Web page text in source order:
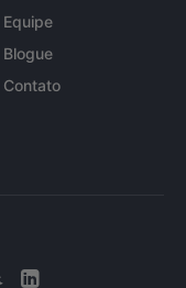
Equipe
Blogue
Contato